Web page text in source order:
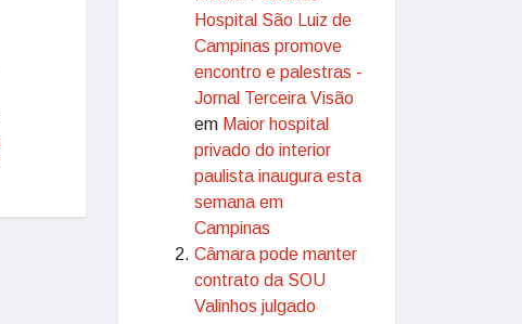
Hospital São Luiz de
Campinas promove
encontro e palestras -
Jornal Terceira Visão
em Maior hospital
privado do interior
paulista inaugura esta
semana em
Campinas
Câmara pode manter
contrato da SOU
Valinhos julgado